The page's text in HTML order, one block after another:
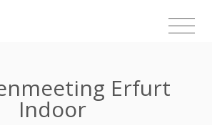
Erfurt
Indoor